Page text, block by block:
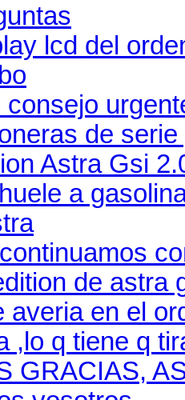
lcd del
consejo
de
Astra Gsi
a
de astra
averia en el
,lo q tiene q
GRACIAS,